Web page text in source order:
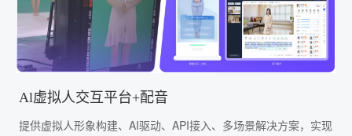
Al虚拟人交互平台+配音
提供虚拟人形象构建、AI驱动、API接入、多场景解决方案，实现